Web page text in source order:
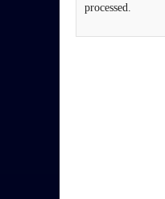
processed.